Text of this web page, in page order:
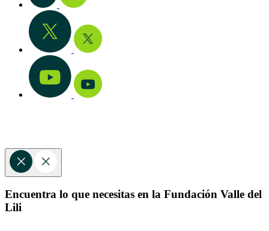
Encuentra lo que necesitas en la Fundación Valle del
Lili